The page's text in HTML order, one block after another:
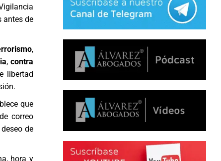
antes de
,
,contra
libertad
que
correo
de
hora y